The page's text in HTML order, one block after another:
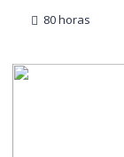
80 horas